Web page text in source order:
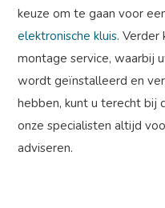
keuze om te gaan voor
elektronische kluis. Verder
montage service, waarbij
wordt geïnstalleerd en
hebben, kunt u terecht bij
onze specialisten altijd
adviseren.